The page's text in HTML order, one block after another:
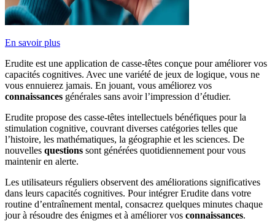
En savoir plus
Erudite est une application de casse-têtes conçue pour améliorer vos
capacités cognitives. Avec une variété de jeux de logique, vous ne
vous ennuierez jamais. En jouant, vous améliorez vos
connaissances générales sans avoir l’impression d’étudier.
Erudite propose des casse-têtes intellectuels bénéfiques pour la
stimulation cognitive, couvrant diverses catégories telles que
l’histoire, les mathématiques, la géographie et les sciences. De
nouvelles questions sont générées quotidiennement pour vous
maintenir en alerte.
Les utilisateurs réguliers observent des améliorations significatives
dans leurs capacités cognitives. Pour intégrer Erudite dans votre
routine d’entraînement mental, consacrez quelques minutes chaque
jour à résoudre des énigmes et à améliorer vos connaissances.